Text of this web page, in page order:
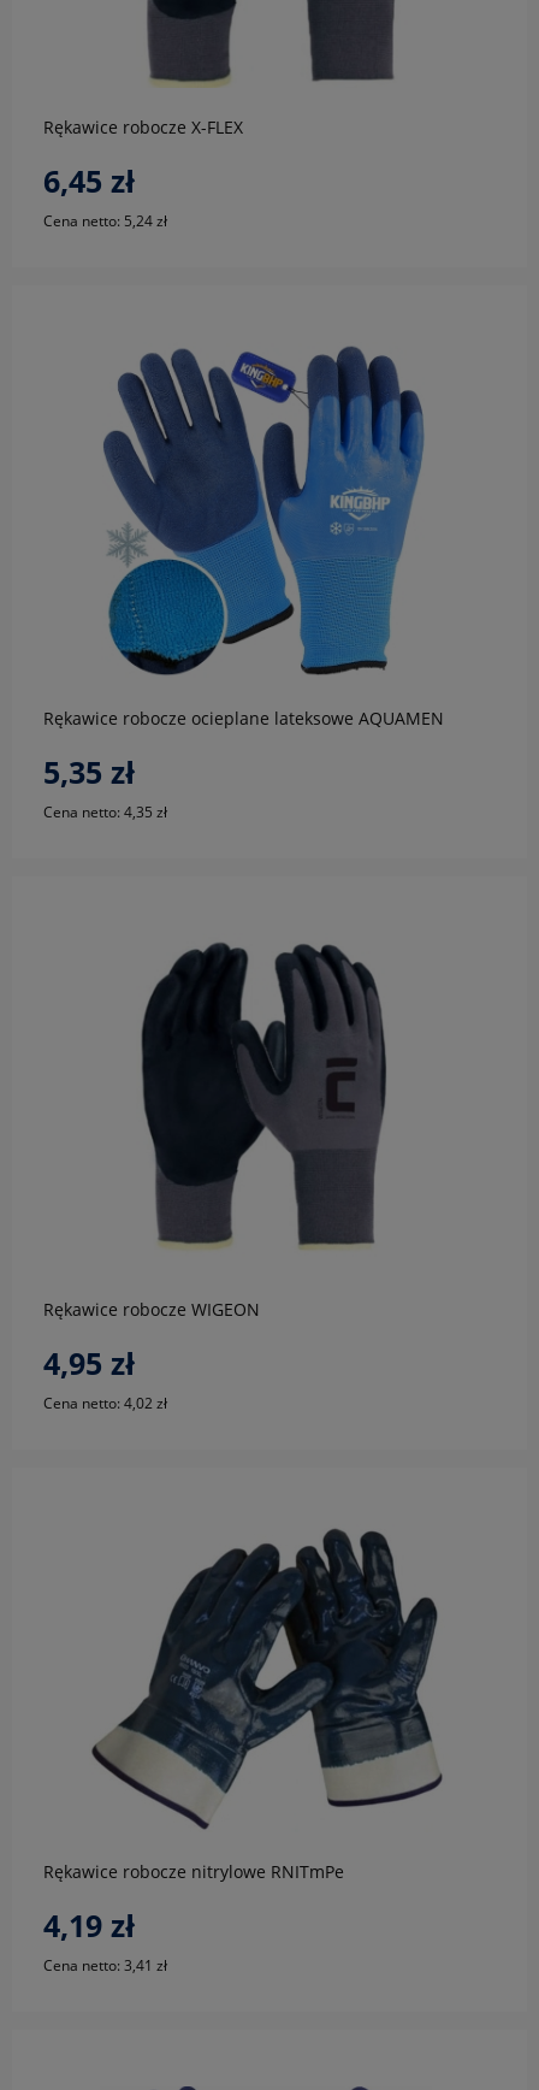
Rękawice robocze X-FLEX
6,45 zł
Cena netto: 5,24 zł
do koszyka
Rękawice robocze ocieplane lateksowe AQUAMEN
5,35 zł
Cena netto: 4,35 zł
do koszyka
Rękawice robocze WIGEON
4,95 zł
Cena netto: 4,02 zł
do koszyka
Rękawice robocze nitrylowe RNITmPe
4,19 zł
Cena netto: 3,41 zł
do koszyka